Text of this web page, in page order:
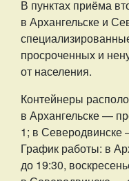
В пунктах приёма
в Архангельске и
просроченных и
от населения.
Контейнеры
в Архангельске —
1; в
График работы: в
до 19:30,